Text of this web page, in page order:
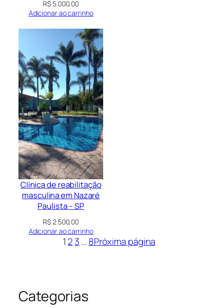
R$ 5.000,00
Adicionar ao carrinho
Clínica de reabilitação
masculina em Nazaré
Paulista – SP
R$2.500,00
Adicionar ao carrinho
1 23 … 8Próxima página
Categorias